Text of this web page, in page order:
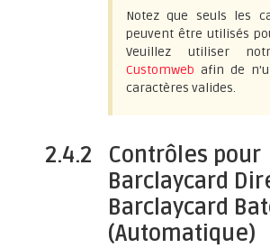
Notez que seuls les
peuvent être utilisés
Veuillez utiliser
Customweb afin de
caractères valides.
2.4.2
Contrôles pour
Barclaycard
Barclaycard
(Automatique)